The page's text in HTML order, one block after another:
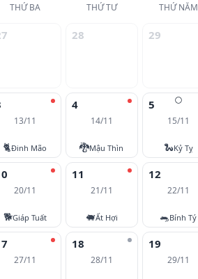
THỨ BA THỨ TƯ THỨ NĂM
28 29
13/11
🐈Đinh Mão
4
14/11
🐉Mậu Thìn
🌕
5
15/11
🐍Kỷ Tỵ
20/11
🐕Giáp Tuất
11
21/11
🐖Ất Hợi
12
22/11
🐀Bính Tý
27/11
18
28/11
19
29/11